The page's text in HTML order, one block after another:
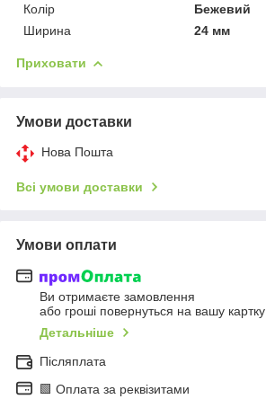
Колір
Бежевий
Ширина
24 мм
Приховати
Умови доставки
Нова Пошта
Всі умови доставки
Умови оплати
Ви отримаєте замовлення
або гроші повернуться на вашу картку
Детальніше
Післяплата
🟩 Оплата за реквізитами